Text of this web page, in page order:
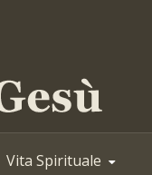
Vita Spirituale